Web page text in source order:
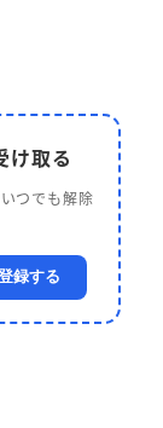
け取る
つでも解除
録する